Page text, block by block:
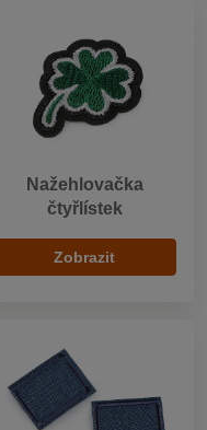
Nažehlovačka
čtyřlístek
Zobrazit